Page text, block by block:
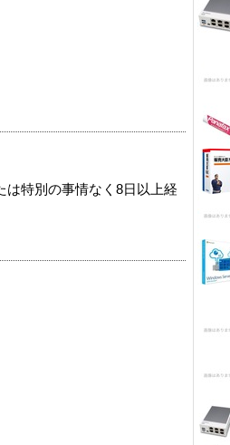
は特別の事情なく8日以上経